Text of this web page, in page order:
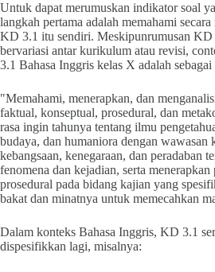
Untuk dapat merumuskan indikator soal
langkah pertama adalah memahami
KD 3.1 itu sendiri. Meskipunrumusan KD
bervariasi antar kurikulum atau revisi,
3.1 Bahasa Inggris kelas X adalah
"Memahami, menerapkan, dan
faktual, konseptual, prosedural, dan
rasa ingin tahunya tentang ilmu
budaya, dan humaniora dengan wawasan
kebangsaan, kenegaraan, dan peradaban
fenomena dan kejadian, serta menerapkan
prosedural pada bidang kajian yang
bakat dan minatnya untuk memecahkan
Dalam konteks Bahasa Inggris, KD 3.1
dispesifikkan lagi, misalnya: